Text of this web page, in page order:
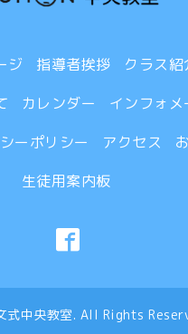
ジ 指導者挨拶
クラス紹
カレンダー
インフォ
ーポリシー アクセス
生徒用案内板
式中央教室. All Rights